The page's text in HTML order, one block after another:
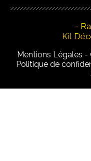
-
Kit
Mentions Légales
Politique de